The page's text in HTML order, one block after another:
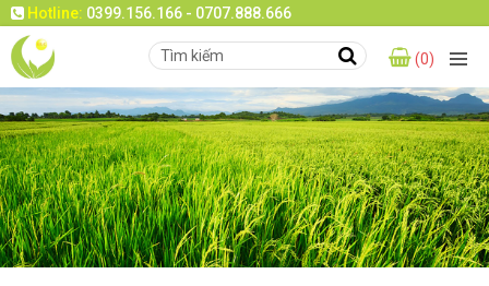
Hotline: 0399.156.166 - 0707.888.666
(0)